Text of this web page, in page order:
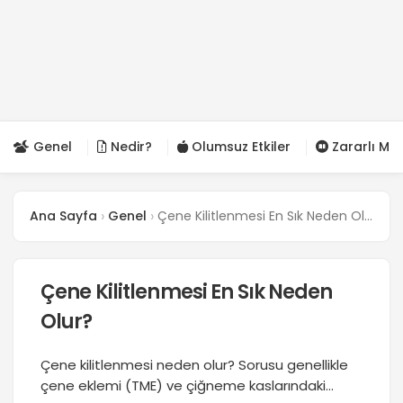
Genel Nedir? Olumsuz Etkiler Zararlı Mı?
Ana Sayfa Genel Çene Kilitlenmesi En Sık Neden Olur?
Çene Kilitlenmesi En Sık Neden
Olur?
Çene kilitlenmesi neden olur? Sorusu genellikle
çene eklemi (TME) ve çiğneme kaslarındaki